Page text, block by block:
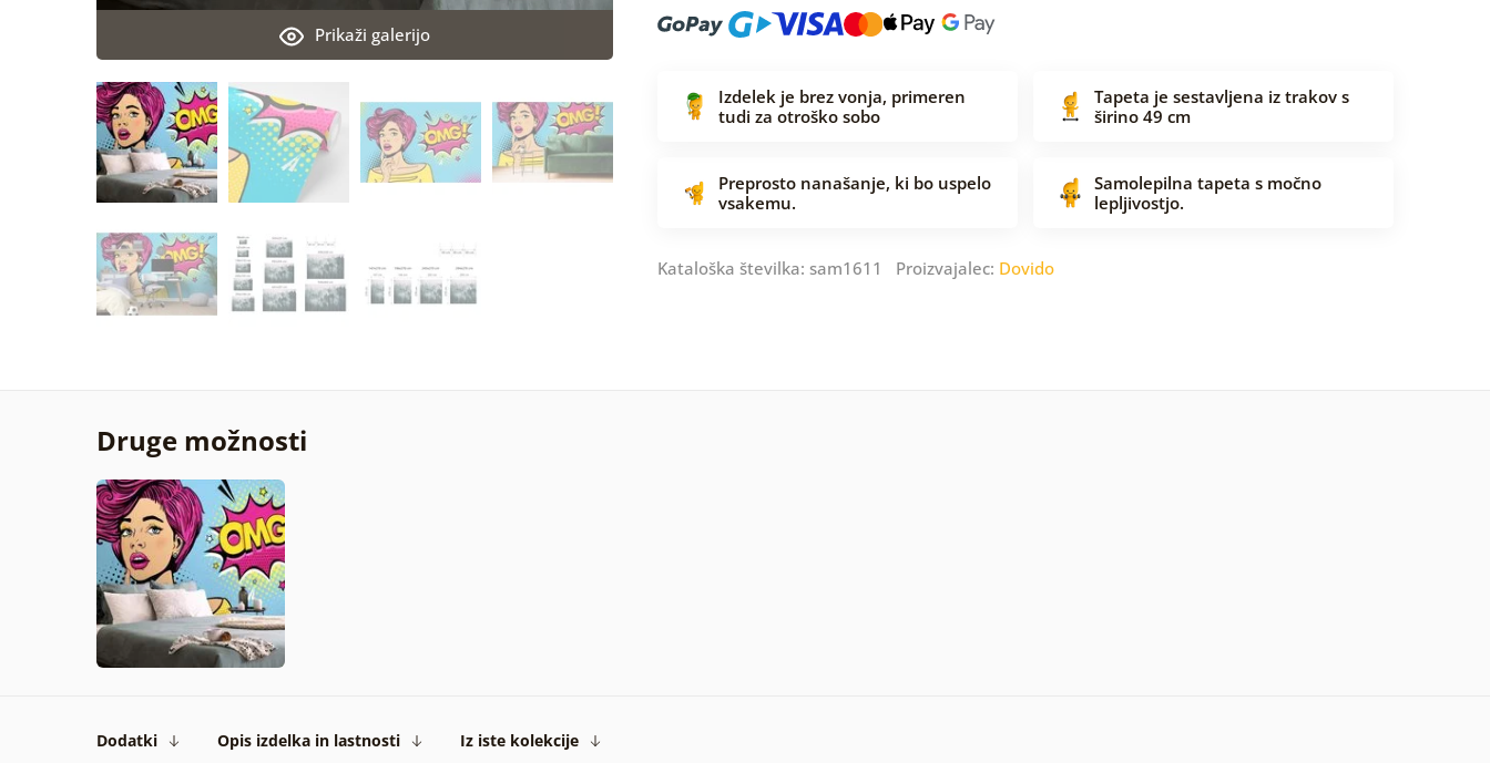
Prikaži galerijo
Izdelek je brez vonja, primeren
tudi za otroško sobo
Tapeta je sestavljena iz trakov s
širino 49 cm
Preprosto nanašanje, ki bo uspelo
vsakemu.
Samolepilna tapeta s močno
lepljivostjo.
Kataloška številka: sam1611 Proizvajalec: Dovido
Druge možnosti
Dodatki Opis izdelka in lastnosti Iz iste kolekcije